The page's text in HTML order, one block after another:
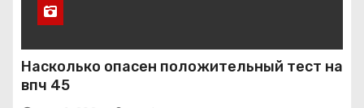
Насколько опасен положительный тест на
впч 45